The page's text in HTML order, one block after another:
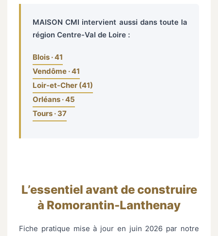
MAISON CMI intervient aussi dans toute la
région Centre-Val de Loire :
Blois · 41
Vendôme · 41
Loir-et-Cher (41)
Orléans · 45
Tours · 37
L’essentiel avant de construire
à Romorantin-Lanthenay
Fiche pratique mise à jour en juin 2026 par notre